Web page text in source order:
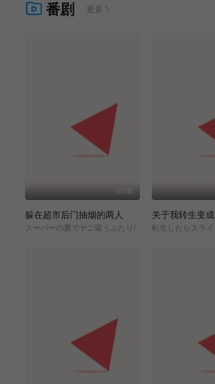
番剧 更多
全6集
躲在超市后门抽烟的两人
スーパーの裏でヤニ吸うふたり/